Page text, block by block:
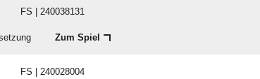
FS | 240038131
Zum Spiel
FS | 240028004